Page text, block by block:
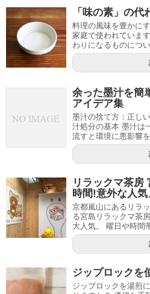
「味の素」の
料理の風味を豊かに
家庭で使われていま
わりになるものにつ
余った墨汁を簡
アイデア集
墨汁の捨て方：正し
汁処分の基本 墨汁は
流すと環境に悪影響
リラックマ茶房
時間!意外な人
京都嵐山にあるリラ
る宮島リラックマ茶
大人気。 曜日や時間
ジップロックを
ジップロックを湯煎